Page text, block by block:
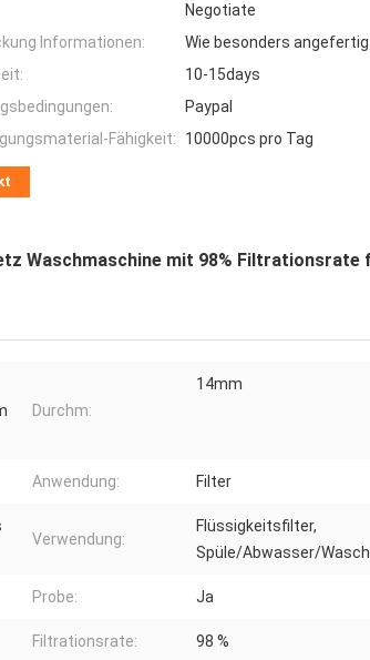
Negotiate
Informationen:
Wie besonders
10-15days
Paypal
Fähigkeit:
10000pcs pro Tag
Waschmaschine mit 98% Filtrationsrate
Durchm:
14mm
Anwendung: Filter
Verwendung:
Flüssigkeitsfilter,
Spüle/Abwasser/
Probe: Ja
Filtrationsrate: 98 %